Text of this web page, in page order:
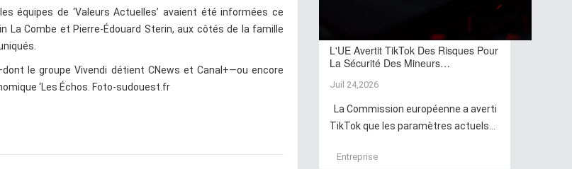
équipes de ‘Valeurs Actuelles’ avaient été informées ce
La Combe et Pierre-Édouard Sterin, aux côtés de la famille
le groupe Vivendi détient CNews et Canal+—ou encore
‘Les Échos. Foto-sudouest.fr
L'UE Avertit TikTok Des Risques Pour
La Sécurité Des Mineurs…
Juil 24,2026
La Commission européenne a averti
TikTok que les paramètres actuels...
Entreprise